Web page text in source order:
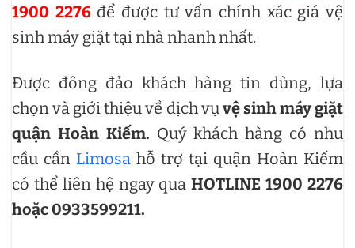
1900 2276để được tư vấn chính xác giá vệ
sinh máy giặt tại nhà nhanh nhất.
Được đông đảo khách hàng tin dùng, lựa
chọn và giới thiệu về dịch vụ vệ sinh máy giặt
quận Hoàn Kiếm. Quý khách hàng có nhu
cầu cần Limosa hỗ trợ tại quận Hoàn Kiếm
có thể liên hệ ngay quaHOTLINE 1900 2276
hoặc 0933599211.